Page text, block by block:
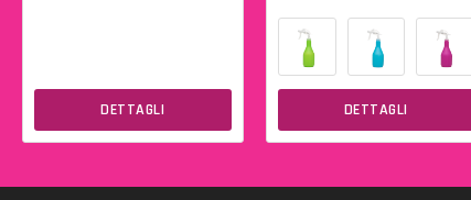
DETTAGLI DETTAGLI